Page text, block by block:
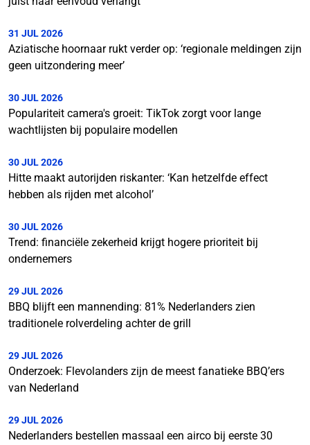
31 JUL 2026
Aziatische hoornaar rukt verder op: ‘regionale meldingen zijn
geen uitzondering meer’
30 JUL 2026
Populariteit camera's groeit: TikTok zorgt voor lange
wachtlijsten bij populaire modellen
30 JUL 2026
Hitte maakt autorijden riskanter: ‘Kan hetzelfde effect
hebben als rijden met alcohol’
30 JUL 2026
Trend: financiële zekerheid krijgt hogere prioriteit bij
ondernemers
29 JUL 2026
BBQ blijft een mannending: 81% Nederlanders zien
traditionele rolverdeling achter de grill
29 JUL 2026
Onderzoek: Flevolanders zijn de meest fanatieke BBQ’ers
van Nederland
29 JUL 2026
Nederlanders bestellen massaal een airco bij eerste 30